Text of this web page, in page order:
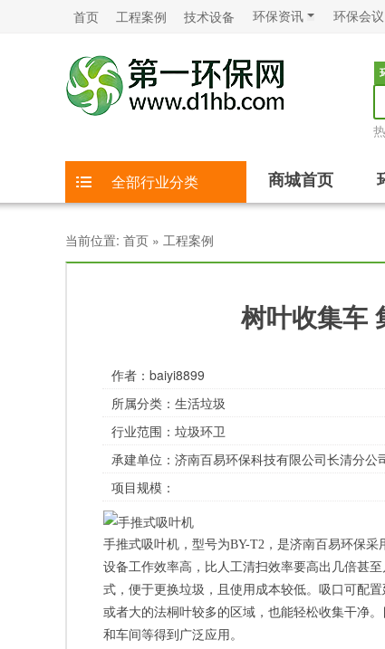
首页 工程案例 技术设备 环保资讯 环保会议
全部行业分类 商城首页
当前位置: 首页 » 工程案例
树叶收集车
作者： baiyi8899
所属分类： 生活垃圾
行业范围： 垃圾环卫
承建单位： 济南百易环保科技有限公司长清分公
项目规模：
手推式吸叶机，型号为BY-T2，是济南百易环保
设备工作效率高，比人工清扫效率要高出几倍甚
式，便于更换垃圾，且使用成本较低。吸口可配
或者大的法桐叶较多的区域，也能轻松收集干净
和车间等得到广泛应用。